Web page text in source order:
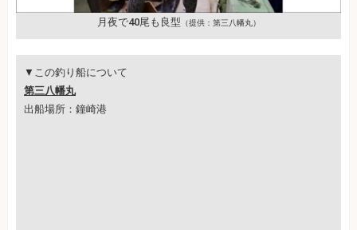
月夜で40尾も良型 （提供：第三八幡丸）
▼この釣り船について
第三八幡丸
出船場所：鐘崎港